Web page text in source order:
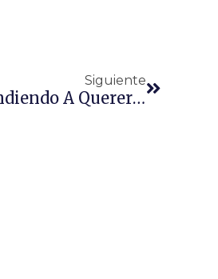
Siguiente
Asociación Scouts De Venezuela Y Aprendiendo A Querer Comparten Estrategias Para Formar En Valores